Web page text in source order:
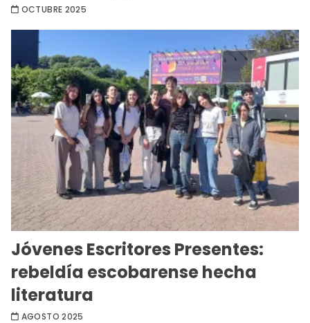
OCTUBRE 2025
Jóvenes Escritores Presentes:
rebeldía escobarense hecha
literatura
AGOSTO 2025